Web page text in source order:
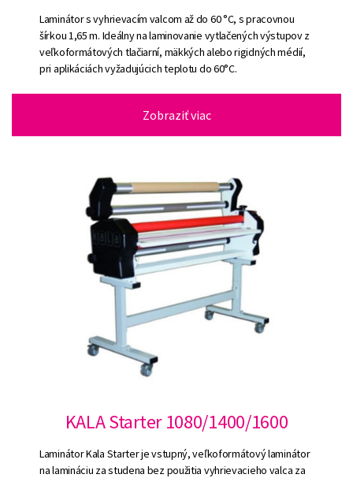
Laminátor s vyhrievacím valcom až do 60 °C, s pracovnou
šírkou 1,65 m. Ideálny na laminovanie vytlačených výstupov z
veľkoformátových tlačiarní, mäkkých alebo rigidných médií,
pri aplikáciách vyžadujúcich teplotu do 60°C.
Zobraziť viac
KALA Starter 1080/1400/1600
Laminátor Kala Starter je vstupný, veľkoformátový laminátor
na lamináciu za studena bez použitia vyhrievacieho valca za